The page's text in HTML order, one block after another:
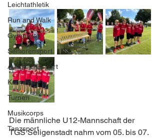
Leichtathletik
Run and Walk
Gymnastik
Seniorensport
Ausgleichssport
Karneval
Turnen
Musikcorps
Tanzsport
Die männliche U12-Mannschaft der
TGS Seligenstadt nahm vom 05. bis 07.